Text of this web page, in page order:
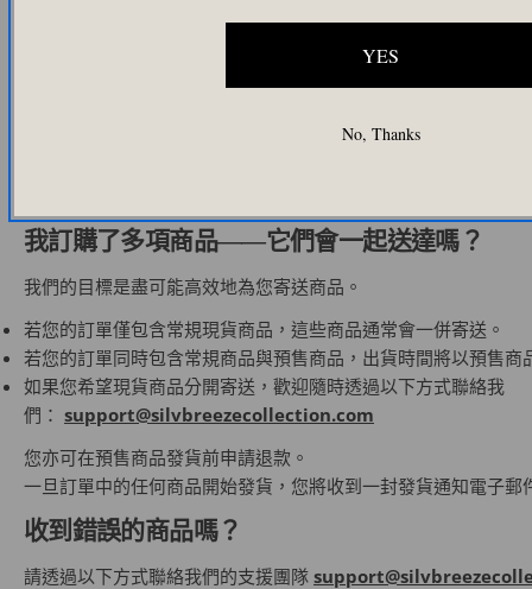
（註：部分商品可能因當地進口法規、物流限制，或某些物流
我訂購了多項商品——它們會一起送達嗎？
我們的目標是盡可能高效地為您寄送商品。
若您的訂單僅包含常規現貨商品，這些商品通常會一併寄送。
若您的訂單同時包含常規商品與預售商品，出貨時間將以預售商
如果您希望現貨商品分開寄送，歡迎隨時透過以下方式聯絡我
們： support@silvbreezecollection.com
您亦可在預售商品發貨前申請退款。
一旦訂單中的任何商品開始發貨，您將收到一封發貨通知電子郵
收到錯誤的商品嗎？
請透過以下方式聯絡我們的支援團隊
YES
No, Thanks